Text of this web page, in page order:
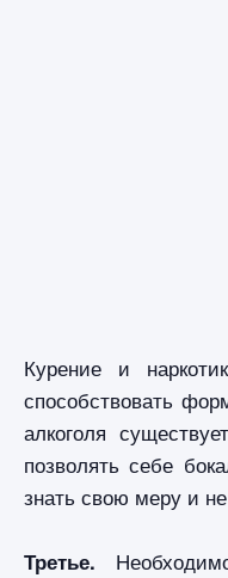
Курение и
способствовать
алкоголя
позволять себе
знать свою меру и
Третье.